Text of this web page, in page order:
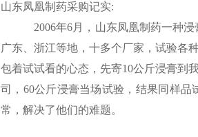
山东凤凰制药采购记实:
2006年6月，山东凤凰制药一种浸
广东、浙江等地，十多个厂家，试验各
包着试试看的心态，先寄10公斤浸膏到
司，60公斤浸膏当场试验，结果同样
常，解决了他们的难题。